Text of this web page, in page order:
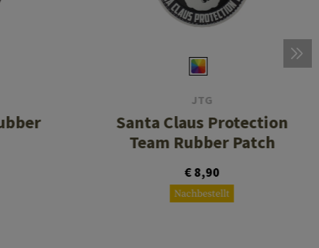
JTG
Santa Claus Protection
Team Rubber Patch
€ 8,90
Nachbestellt